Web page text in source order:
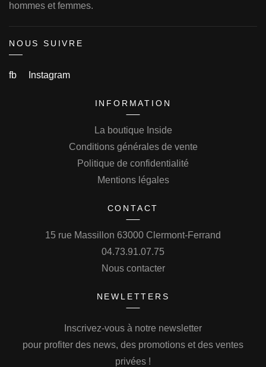
hommes et femmes.
NOUS SUIVRE
fb Instagram
INFORMATION
La boutique Inside
Conditions générales de vente
Politique de confidentialité
Mentions légales
CONTACT
15 rue Massillon 63000 Clermont-Ferrand
04.73.91.07.75
Nous contacter
NEWLETTERS
Inscrivez-vous à notre newsletter
pour profiter des news, des promotions et des ventes
privées !